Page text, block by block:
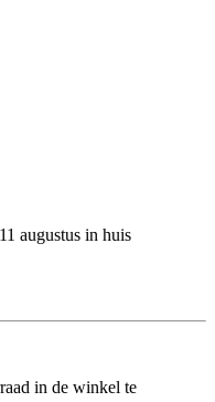
augustus in huis
in de winkel te